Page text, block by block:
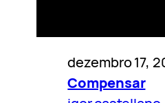
dezembro 17,
Compensar